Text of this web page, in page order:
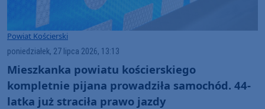
Powiat Kościerski
poniedziałek, 27 lipca 2026, 13:13
Mieszkanka powiatu kościerskiego
kompletnie pijana prowadziła samochód. 44-
latka już straciła prawo jazdy